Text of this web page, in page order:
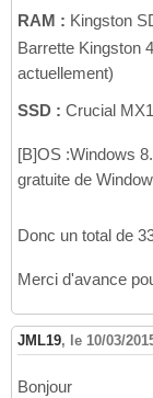
RAM : Kingston
Barrette Kingston
actuellement)
SSD : Crucial
[B]OS :Windows
gratuite de
Donc un total de
Merci d'avance
JML19, le 10/03/
Bonjour